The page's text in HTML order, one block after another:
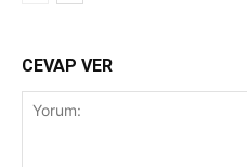
CEVAP VER